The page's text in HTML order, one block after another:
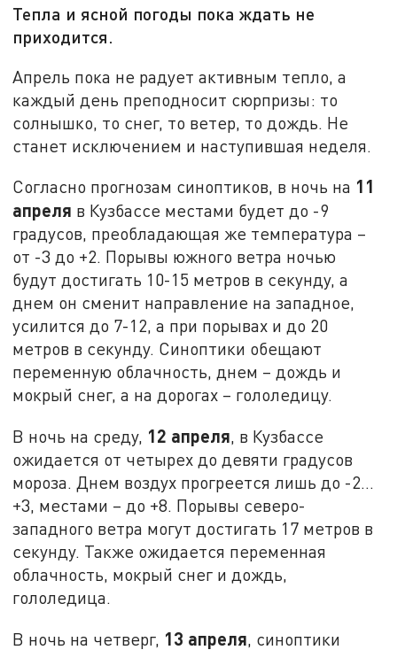
Тепла и ясной погоды пока ждать не
приходится.
Апрель пока не радует активным тепло, а
каждый день преподносит сюрпризы: то
солнышко, то снег, то ветер, то дождь. Не
станет исключением и наступившая неделя.
Согласно прогнозам синоптиков, в ночь на 11
апреля в Кузбассе местами будет до -9
градусов, преобладающая же температура –
от -3 до +2. Порывы южного ветра ночью
будут достигать 10-15 метров в секунду, а
днем он сменит направление на западное,
усилится до 7-12, а при порывах и до 20
метров в секунду. Синоптики обещают
переменную облачность, днем – дождь и
мокрый снег, а на дорогах – гололедицу.
В ночь на среду, 12 апреля, в Кузбассе
ожидается от четырех до девяти градусов
мороза. Днем воздух прогреется лишь до -2…
+3, местами – до +8. Порывы северо-
западного ветра могут достигать 17 метров в
секунду. Также ожидается переменная
облачность, мокрый снег и дождь,
гололедица.
В ночь на четверг, 13 апреля, синоптики